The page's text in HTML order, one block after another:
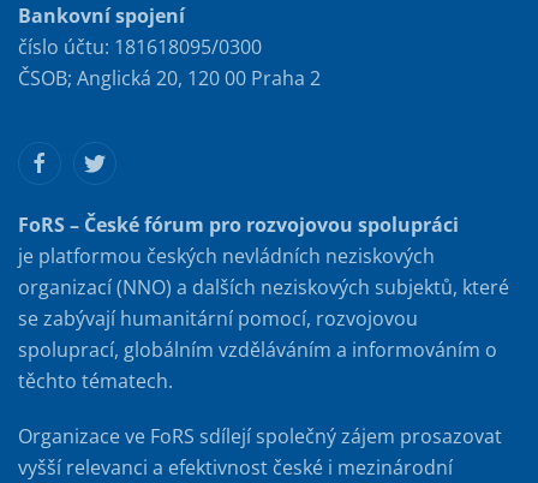
Bankovní spojení
číslo účtu: 181618095/0300
ČSOB; Anglická 20, 120 00 Praha 2
FoRS – České fórum pro rozvojovou spolupráci
je platformou českých nevládních neziskových
organizací (NNO) a dalších neziskových subjektů, které
se zabývají humanitární pomocí, rozvojovou
spoluprací, globálním vzděláváním a informováním o
těchto tématech.
Organizace ve FoRS sdílejí společný zájem prosazovat
vyšší relevanci a efektivnost české i mezinárodní